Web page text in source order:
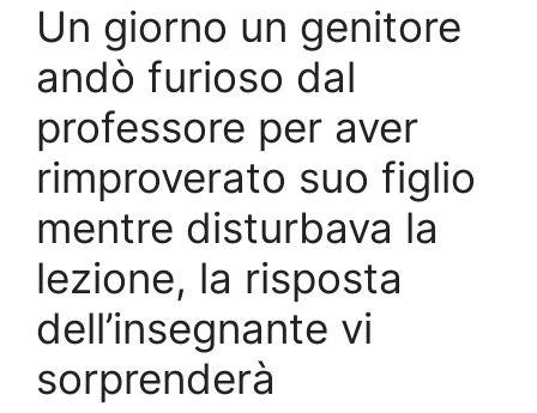
Un giorno un genitore
andò furioso dal
professore per aver
rimproverato suo figlio
mentre disturbava la
lezione, la risposta
dell’insegnante vi
sorprenderà